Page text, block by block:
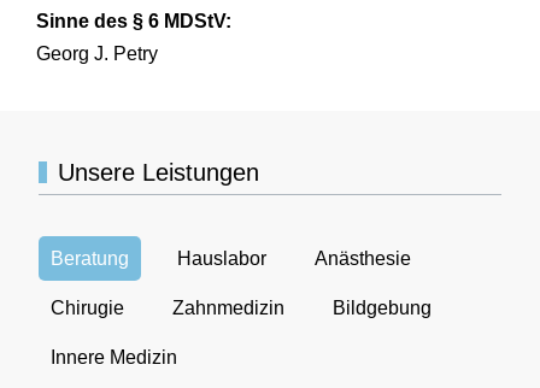
Sinne des § 6 MDStV:
Georg J. Petry
Unsere Leistungen
Beratung Hauslabor Anästhesie
Chirugie Zahnmedizin Bildgebung
Innere Medizin